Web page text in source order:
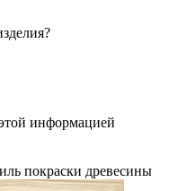
информацией
покраски древесины